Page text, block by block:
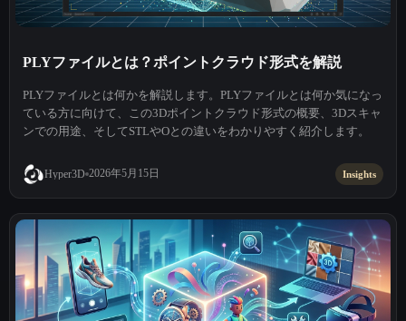
PLYファイルとは？ポイントクラウド形式を解説
PLYファイルとは何かを解説します。PLYファイルとは何か気になっ
ている方に向けて、この3Dポイントクラウド形式の概要、3Dスキャ
ンでの用途、そしてSTLやOとの違いをわかりやすく紹介します。
Hyper3D 2026年5月15日 Insights